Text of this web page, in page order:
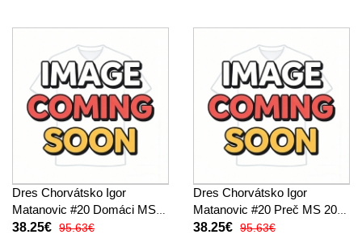
Dres Chorvátsko Igor
Matanovic #20 Domáci MS
2026 Krátky Rukáv
38.25€ 95.63€
Dres Chorvátsko Igor
Matanovic #20 Preč MS 2026
Krátky Rukáv
38.25€ 95.63€